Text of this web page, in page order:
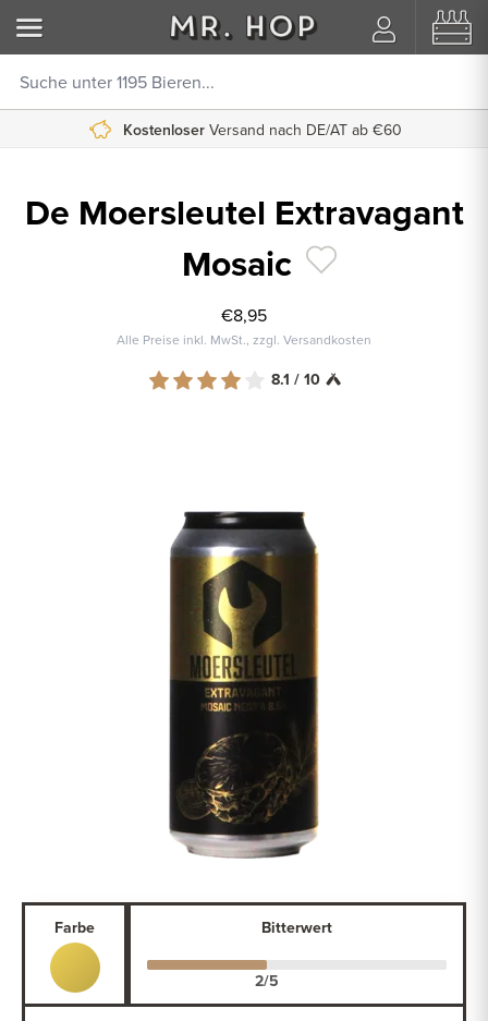
Kostenloser Versand nach DE/AT ab €60
De Moersleutel Extravagant
Mosaic
€8,95
Alle Preise inkl. MwSt., zzgl. Versandkosten
8.1 / 10
Farbe Bitterwert